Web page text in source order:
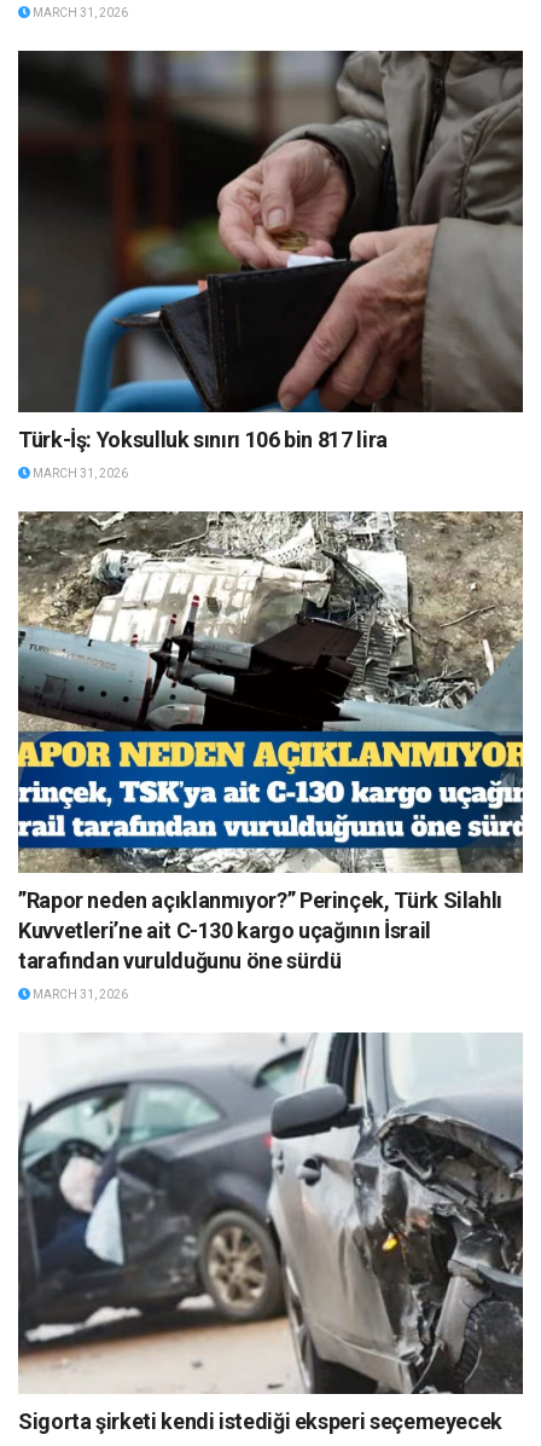
MARCH 31, 2026
Türk-İş: Yoksulluk sınırı 106 bin 817 lira
MARCH 31, 2026
”Rapor neden açıklanmıyor?” Perinçek, Türk Silahlı
Kuvvetleri’ne ait C-130 kargo uçağının İsrail
tarafından vurulduğunu öne sürdü
MARCH 31, 2026
Sigorta şirketi kendi istediği eksperi seçemeyecek